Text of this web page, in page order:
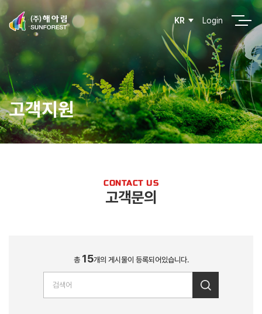
KR Login
고객지원
CONTACT US
고객문의
총 15개의 게시물이 등록되어있습니다.